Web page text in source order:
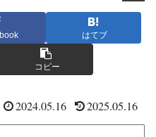
はてブ
コピー
2024.05.16 2025.05.16